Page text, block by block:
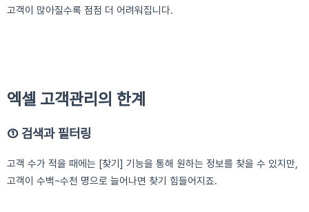
고객이 많아질수록 점점 더 어려워집니다.
엑셀 고객관리의 한계
① 검색과 필터링
고객 수가 적을 때에는 [찾기] 기능을 통해 원하는 정보를 찾을 수 있지만,
고객이 수백~수천 명으로 늘어나면 찾기 힘들어지죠.